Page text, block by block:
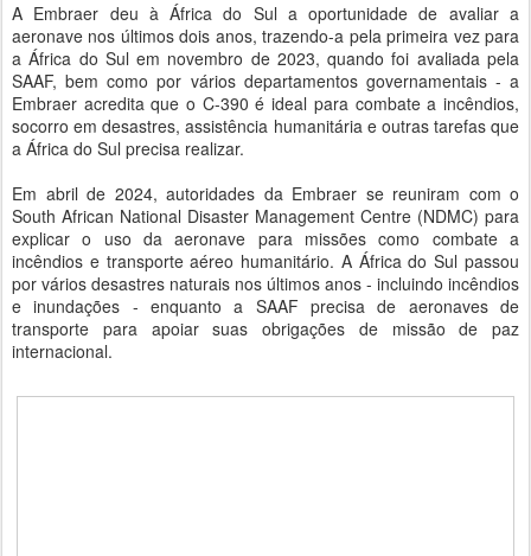
A Embraer deu à África do Sul a oportunidade de avaliar a
aeronave nos últimos dois anos, trazendo-a pela primeira vez para
a África do Sul em novembro de 2023, quando foi avaliada pela
SAAF, bem como por vários departamentos governamentais - a
Embraer acredita que o C-390 é ideal para combate a incêndios,
socorro em desastres, assistência humanitária e outras tarefas que
a África do Sul precisa realizar.
Em abril de 2024, autoridades da Embraer se reuniram com o
South African National Disaster Management Centre (NDMC) para
explicar o uso da aeronave para missões como combate a
incêndios e transporte aéreo humanitário. A África do Sul passou
por vários desastres naturais nos últimos anos - incluindo incêndios
e inundações - enquanto a SAAF precisa de aeronaves de
transporte para apoiar suas obrigações de missão de paz
internacional.